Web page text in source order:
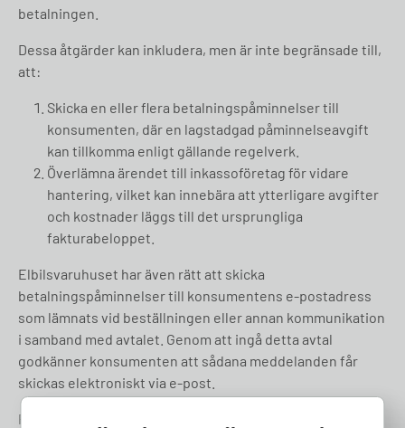
betalningen.
Dessa åtgärder kan inkludera, men är inte begränsade till,
att:
Skicka en eller flera betalningspåminnelser till
konsumenten, där en lagstadgad påminnelseavgift
kan tillkomma enligt gällande regelverk.
Överlämna ärendet till inkassoföretag för vidare
hantering, vilket kan innebära att ytterligare avgifter
och kostnader läggs till det ursprungliga
fakturabeloppet.
Elbilsvaruhuset har även rätt att skicka
betalningspåminnelser till konsumentens e-postadress
som lämnats vid beställningen eller annan kommunikation
i samband med avtalet. Genom att ingå detta avtal
godkänner konsumenten att sådana meddelanden får
skickas elektroniskt via e-post.
För det fall betalning inte erläggs i tid äger